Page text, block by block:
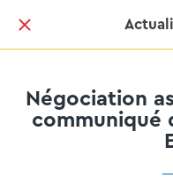
Négociation
communiqué